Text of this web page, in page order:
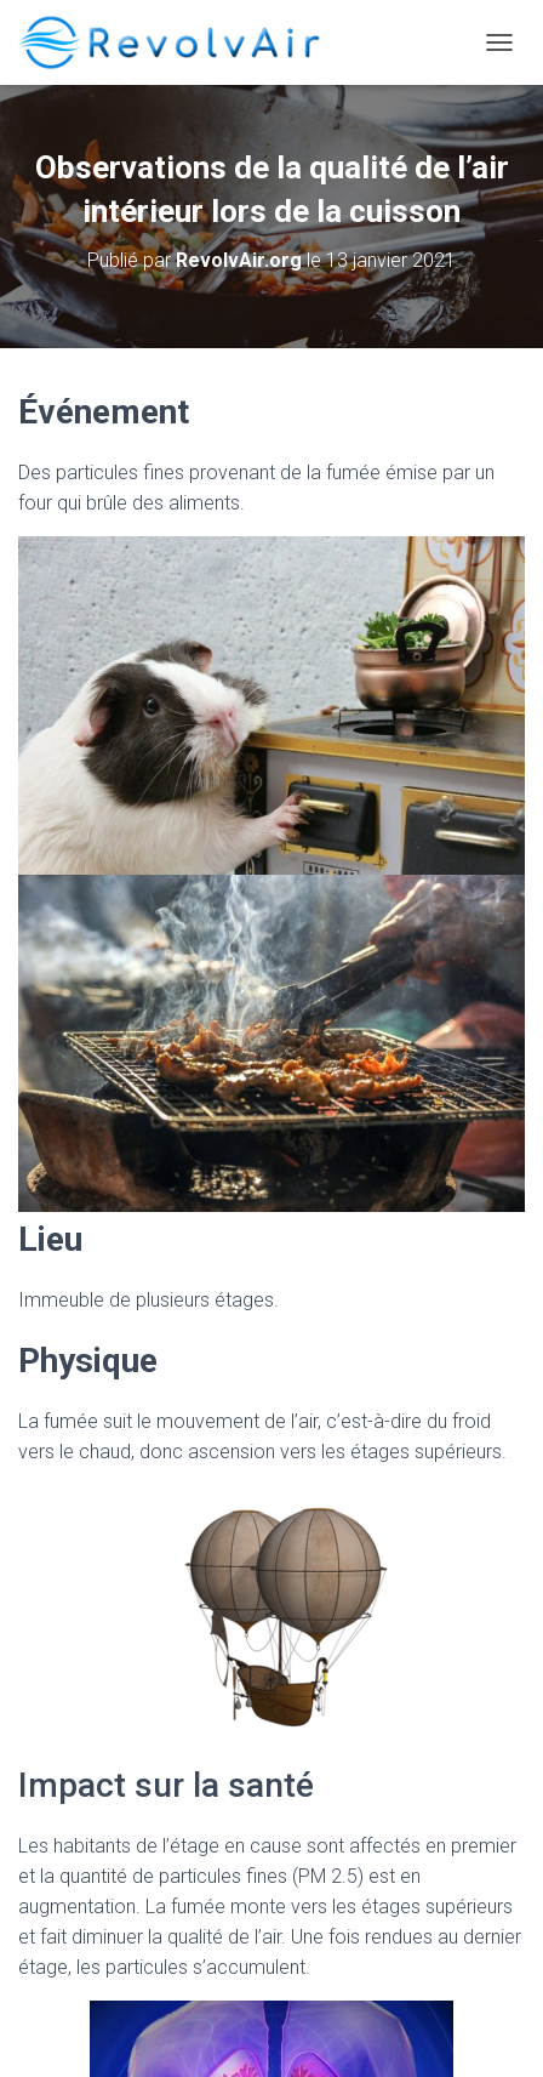
Observations de la qualité de l’air
intérieur lors de la cuisson
Publié parRevolvAir.orgle13 janvier 2021
Événement
Des particules fines provenant de la fumée émise par un
four qui brûle des aliments.
Lieu
Immeuble de plusieurs étages.
Physique
La fumée suit le mouvement de l’air, c’est-à-dire du froid
vers le chaud, donc ascension vers les étages supérieurs.
Impact sur la santé
Les habitants de l’étage en cause sont affectés en premier
et la quantité de particules fines (PM 2.5) est en
augmentation. La fumée monte vers les étages supérieurs
et fait diminuer la qualité de l’air. Une fois rendues au dernier
étage, les particules s’accumulent.